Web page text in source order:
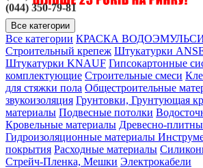
(044) 350-79-81
Все категории
Все категории КРАСКА
Строительный крепеж Штукатурки
Штукатурки KNAUF Гипсокартонные
комплектующие Строительные смеси
для стяжки пола Общестроительные
звукоизоляция Грунтовки, Грунтующая
материалы Подвесные потолки
Кровельные материалы Древесно-
Гидроизоляционные материалы
покрытия Расходные материалы
Стрейч-Пленка, Мешки Электрокабели